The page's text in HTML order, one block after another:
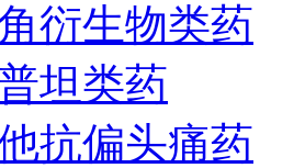
衍生物类药
坦类药
抗偏头痛药